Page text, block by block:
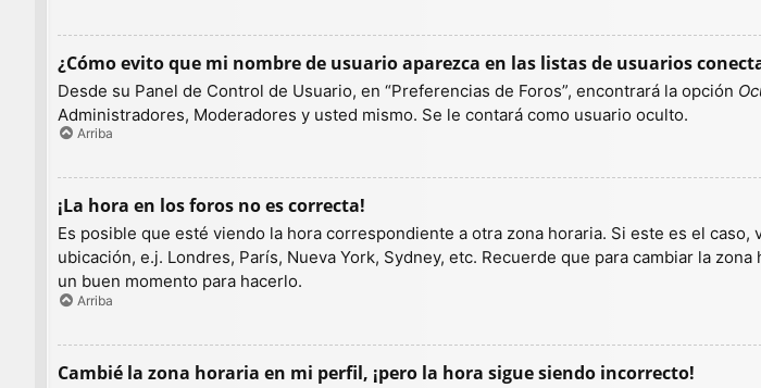
¿Cómo evito que mi nombre de usuario aparezca en las listas de usuarios
Desde su Panel de Control de Usuario, en “Preferencias de Foros”, encontrará la opción
Administradores, Moderadores y usted mismo. Se le contará como usuario oculto.
Arriba
¡La hora en los foros no es correcta!
Es posible que esté viendo la hora correspondiente a otra zona horaria. Si este es el
ubicación, e.j. Londres, París, Nueva York, Sydney, etc. Recuerde que para cambiar la
un buen momento para hacerlo.
Arriba
Cambié la zona horaria en mi perfil, ¡pero la hora sigue siendo incorrecto!